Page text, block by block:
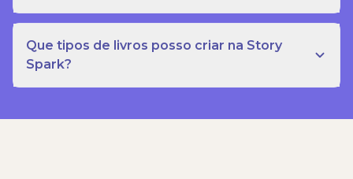
Que tipos de livros posso criar na Story
Spark?